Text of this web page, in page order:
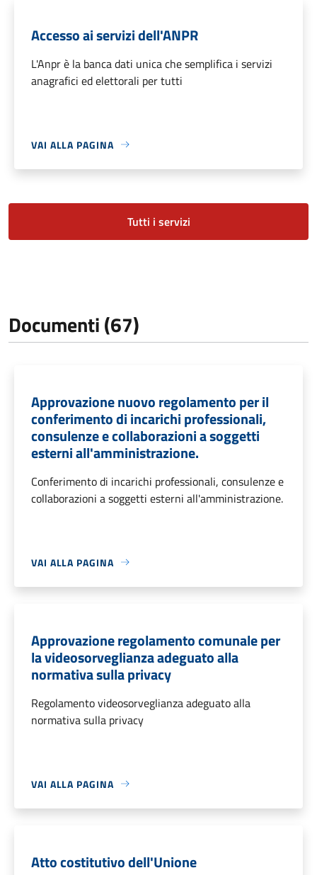
Accesso ai servizi dell'ANPR
L'Anpr è la banca dati unica che semplifica i servizi
anagrafici ed elettorali per tutti
VAI ALLA PAGINA
Tutti i servizi
Documenti (67)
Approvazione nuovo regolamento per il
conferimento di incarichi professionali,
consulenze e collaborazioni a soggetti
esterni all'amministrazione.
Conferimento di incarichi professionali, consulenze e
collaborazioni a soggetti esterni all'amministrazione.
VAI ALLA PAGINA
Approvazione regolamento comunale per
la videosorveglianza adeguato alla
normativa sulla privacy
Regolamento videosorveglianza adeguato alla
normativa sulla privacy
VAI ALLA PAGINA
Atto costitutivo dell'Unione